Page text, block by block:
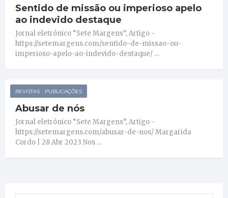
Sentido de missão ou imperioso apelo
ao indevido destaque
Jornal eletrónico “Sete Margens”, Artigo -
https://setemargens.com/sentido-de-missao-ou-
imperioso-apelo-ao-indevido-destaque/ …
REVISTAS - PUBLICAÇÕES
Abusar de nós
Jornal eletrónico “Sete Margens”, Artigo -
https://setemargens.com/abusar-de-nos/ Margarida
Cordo | 28 Abr 2023 Nos …